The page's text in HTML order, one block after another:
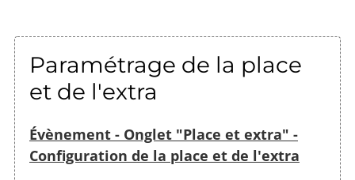
Paramétrage de la place
et de l'extra
Évènement - Onglet "Place et extra" -
Configuration de la place et de l'extra